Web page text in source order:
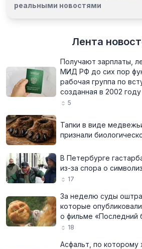
реальными новостями
Лента
Получают зарплаты,
МИД РФ до сих пор
рабочая группа по
созданная в 2002 году
5
Тапки в виде
признали
В Петербурге
из-за спора о
17
За неделю суды
которые
о фильме «Последний
18
Асфальт, по которому